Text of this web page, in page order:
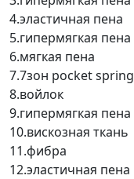
4.эластичная пена
5.гипермягкая пена
6.мягкая пена
7.7зон pocket spring
8.войлок
9.гипермягкая пена
10.вискозная ткань
11.фибра
12.эластичная пена